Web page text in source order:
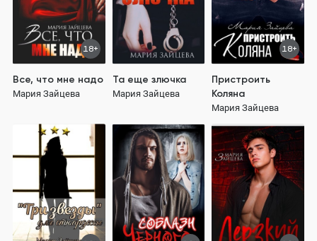
18+
Все, что мне надо
Мария Зайцева
Та еще злючка
Мария Зайцева
18+
Пристроить
Коляна
Мария Зайцева